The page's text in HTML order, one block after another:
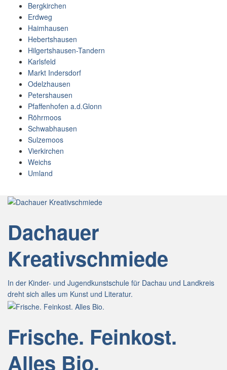
Bergkirchen
Erdweg
Haimhausen
Hebertshausen
Hilgertshausen-Tandern
Karlsfeld
Markt Indersdorf
Odelzhausen
Petershausen
Pfaffenhofen a.d.Glonn
Röhrmoos
Schwabhausen
Sulzemoos
Vierkirchen
Weichs
Umland
Dachauer
Kreativschmiede
In der Kinder- und Jugendkunstschule für Dachau und Landkreis
dreht sich alles um Kunst und Literatur.
Frische. Feinkost.
Alles Bio.